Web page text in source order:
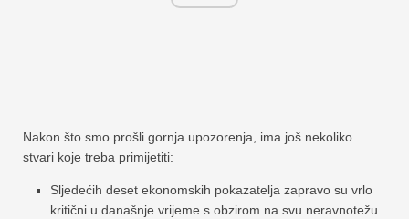
Nakon što smo prošli gornja upozorenja, ima još nekoliko
stvari koje treba primijetiti:
Sljedećih deset ekonomskih pokazatelja zapravo su vrlo
kritični u današnje vrijeme s obzirom na svu neravnotežu